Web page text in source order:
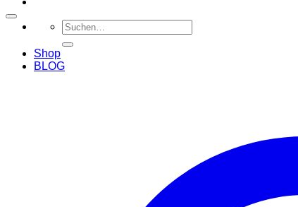
Suchen
nach:
Shop
BLOG